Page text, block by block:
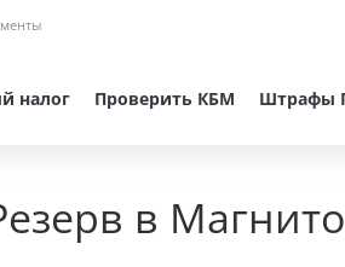
налог Проверить КБМ Штрафы
в